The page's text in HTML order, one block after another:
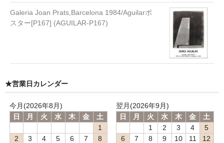
Galeria Joan Prats,Barcelona 1984/Aguilarポ
スター[P167] (AGUILAR-P167)
★営業日カレンダー
今月(2026年8月)
日
月 火 水 木 金
土
1
2
3 4 5 6 7
8
翌月(2026年9月)
日
月 火 水 木 金
土
1
2 3 4
5
6
7 8 9 10 11
12